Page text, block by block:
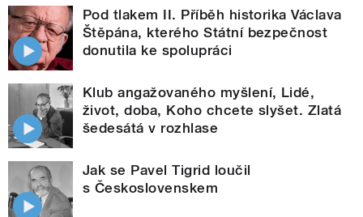
Pod tlakem II. Příběh historika Václava
Štěpána, kterého Státní bezpečnost
donutila ke spolupráci
Klub angažovaného myšlení, Lidé,
život, doba, Koho chcete slyšet. Zlatá
šedesátá v rozhlase
Jak se Pavel Tigrid loučil
s Československem